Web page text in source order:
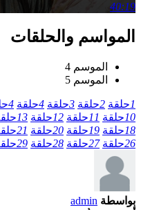
40:19
المواسم والحلقات
الموسم 4
الموسم 5
1حلقة 2حلقة 3حلقة 4حلقة 4
10حلقة 11حلقة 12حلقة 13
18حلقة 19حلقة 20حلقة 21
26حلقة 27حلقة 28حلقة 29
بواسطة admin